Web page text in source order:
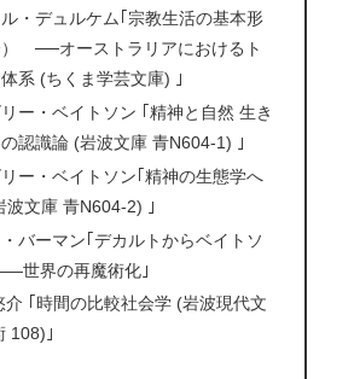
・デュルケム｢宗教生活の基本形
──オーストラリアにおけるト
系 (ちくま学芸文庫) ｣
ー・ベイトソン ｢精神と自然 生き
認識論 (岩波文庫 青N604-1) ｣
ー・ベイトソン｢精神の生態学へ
波文庫 青N604-2) ｣
バーマン｢デカルトからベイトソ
世界の再魔術化｣
介 ｢時間の比較社会学 (岩波現代文
108)｣